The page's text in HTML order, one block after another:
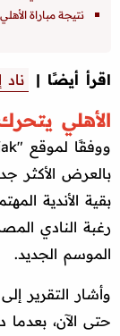
نتيجة مباراة
اقرأ أيضًا |
الأهلي
بالعرض الأكثر
بقية الأندية
رغبة النادي
الموسم الجديد.
وأشار التقرير
حتى الآن،